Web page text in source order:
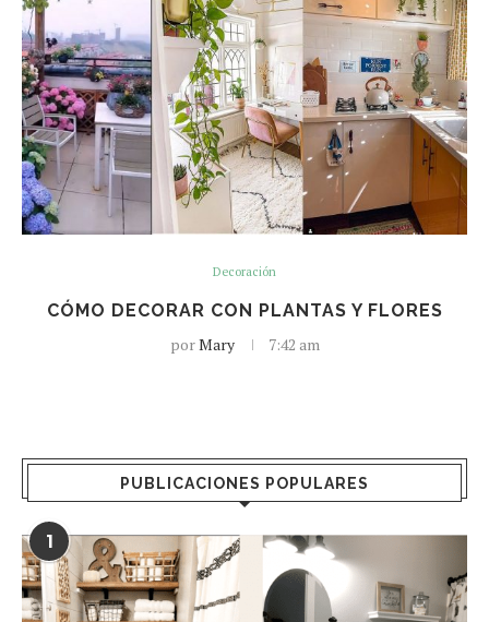
Decoración
CÓMO DECORAR CON PLANTAS Y FLORES
porMary 7:42 am
PUBLICACIONES POPULARES
1